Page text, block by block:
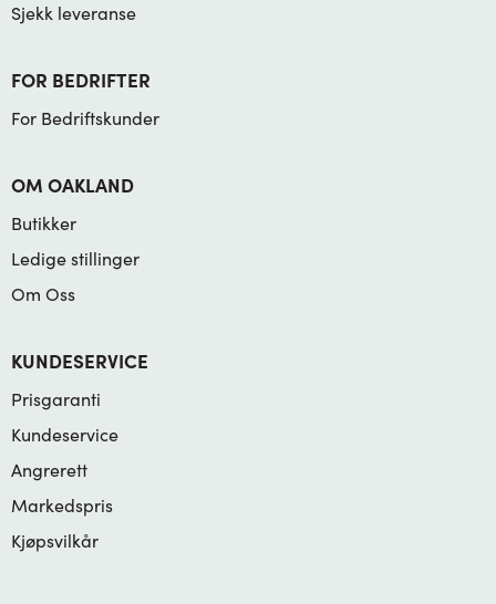
Sjekk leveranse
FOR BEDRIFTER
For Bedriftskunder
OM OAKLAND
Butikker
Ledige stillinger
Om Oss
KUNDESERVICE
Prisgaranti
Kundeservice
Angrerett
Markedspris
Kjøpsvilkår